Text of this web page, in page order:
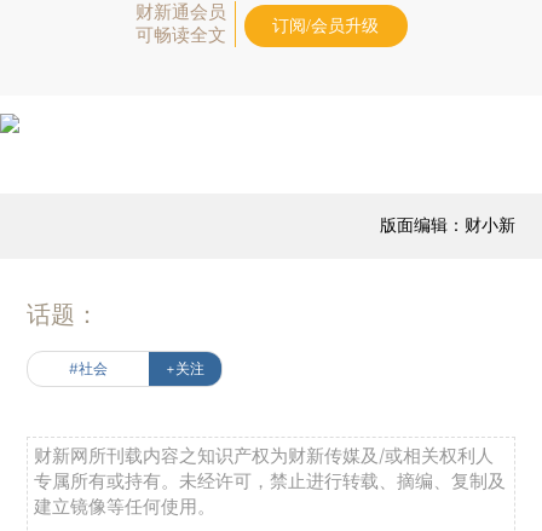
财新通会员
可畅读全文
订阅/会员升级
版面编辑：财小新
话题：
#社会 +关注
财新网所刊载内容之知识产权为财新传媒及/或相关权利人
专属所有或持有。未经许可，禁止进行转载、摘编、复制及
建立镜像等任何使用。